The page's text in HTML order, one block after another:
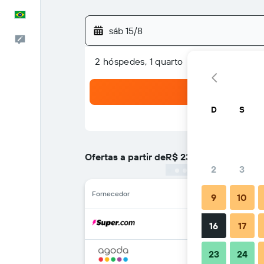
Comentários
sáb 15/8
2 hóspedes, 1 quarto
Ofertas a partir deR$ 236
Fornecedor
D S
2 3
9 10
16 17
23 24